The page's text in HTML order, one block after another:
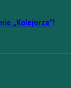
„Kolejorza”!